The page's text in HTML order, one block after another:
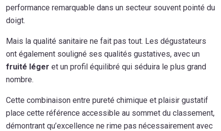
performance remarquable dans un secteur souvent pointé du
doigt.
Mais la qualité sanitaire ne fait pas tout. Les dégustateurs
ont également souligné ses qualités gustatives, avec un
fruité léger et un profil équilibré qui séduira le plus grand
nombre.
Cette combinaison entre pureté chimique et plaisir gustatif
place cette référence accessible au sommet du classement,
démontrant qu’excellence ne rime pas nécessairement avec